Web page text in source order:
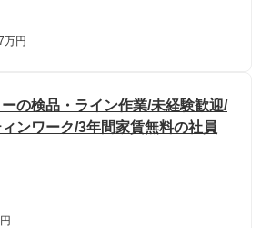
万円
の検品・ライン作業/未経験歓迎/
ンワーク/3年間家賃無料の社員